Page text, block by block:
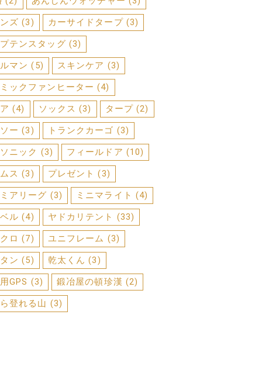
ズ (3) カーサイドタープ(3)
テンスタッグ (3)
マン (5) スキンケア (3)
ックファンヒーター (4)
(4) ソックス (3) タープ (2)
ー (3) トランクカーゴ (3)
ニック (3) フィールドア (10)
ス (3) プレゼント (3)
アリーグ (3) ミニマライト (4)
ル (4) ヤドカリテント (33)
ロ (7) ユニフレーム (3)
ン (5) 乾太くん (3)
GPS (3) 鍛冶屋の頓珍漢 (2)
登れる山 (3)